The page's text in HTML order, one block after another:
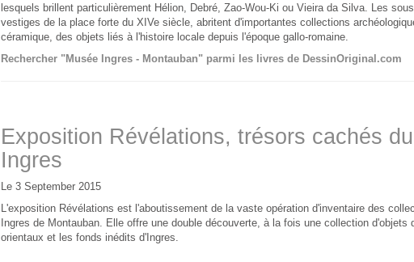
lesquels brillent particulièrement Hélion, Debré, Zao-Wou-Ki ou Vieira da Silva. Les
vestiges de la place forte du XIVe siècle, abritent d'importantes collections
céramique, des objets liés à l'histoire locale depuis l'époque gallo-romaine.
Rechercher "Musée Ingres - Montauban" parmi les livres de DessinOriginal.com
Exposition Révélations, trésors cachés
Ingres
Le 3 September 2015
L'exposition Révélations est l'aboutissement de la vaste opération d'inventaire des
Ingres de Montauban. Elle offre une double découverte, à la fois une collection d'objets
orientaux et les fonds inédits d'Ingres.